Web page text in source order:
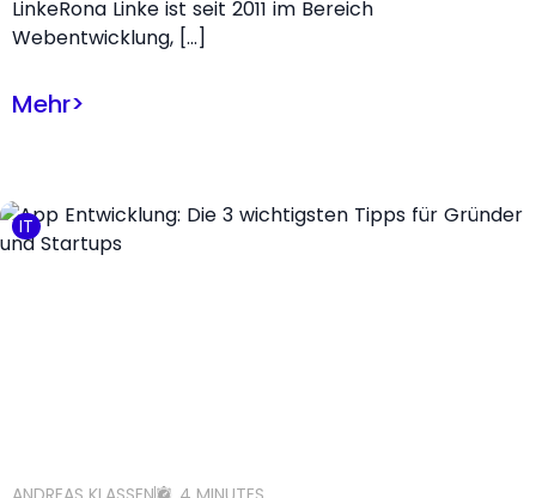
LinkeRona Linke ist seit 2011 im Bereich
Webentwicklung, […]
Mehr>
IT